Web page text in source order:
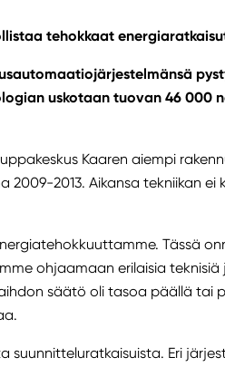
tehokkaat
uskotaan tuovan 46 000
Kaaren aiempi
2009-2013. Aikansa tekniikan
Tässä
ohjaamaan erilaisia
säätö oli tasoa päällä tai
Eri